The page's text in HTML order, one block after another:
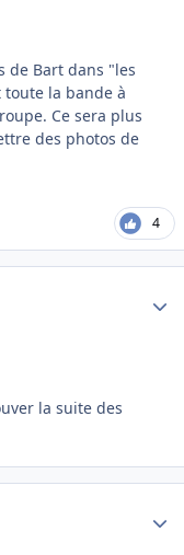
de Bart dans "les
la bande à
Ce sera plus
des photos de
4
la suite des